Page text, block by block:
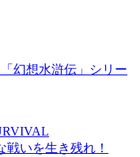
幻想水滸伝」シリー
戦いを生き残れ！